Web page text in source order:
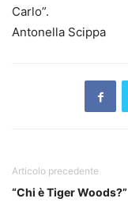
Carlo”.
Antonella Scippa
Articolo precedente
“Chi è Tiger Woods?”